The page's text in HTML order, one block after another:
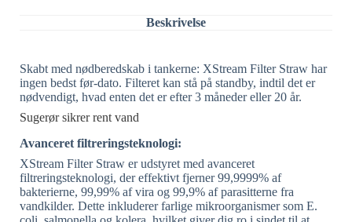
Beskrivelse
Skabt med nødberedskab i tankerne: XStream Filter Straw har
ingen bedst før-dato. Filteret kan stå på standby, indtil det er
nødvendigt, hvad enten det er efter 3 måneder eller 20 år.
Sugerør sikrer rent vand
Avanceret filtreringsteknologi:
XStream Filter Straw er udstyret med avanceret
filtreringsteknologi, der effektivt fjerner 99,9999% af
bakterierne, 99,99% af vira og 99,9% af parasitterne fra
vandkilder. Dette inkluderer farlige mikroorganismer som E.